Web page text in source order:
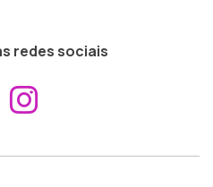
redes sociais
Aceder ao